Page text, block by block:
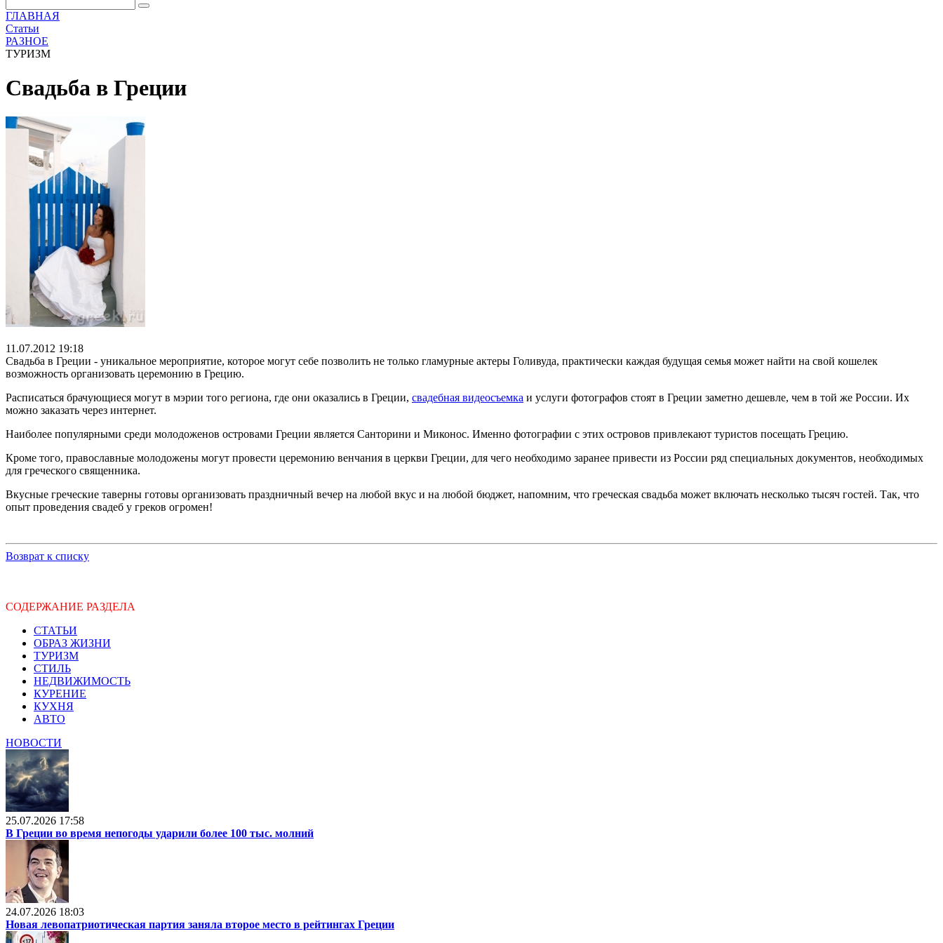
ГЛАВНАЯ
Статьи
РАЗНОЕ
ТУРИЗМ
Свадьба в Греции
11.07.2012 19:18
Свадьба в Греции - уникальное мероприятие, которое могут себе позволить не только гламурные актеры Голивуда, практически каждая будущая семья может найти на свой кошелек
возможность организовать церемонию в Грецию.
Расписаться брачующиеся могут в мэрии того региона, где они оказались в Греции, свадебная видеосъемка и услуги фотографов стоят в Греции заметно дешевле, чем в той же России. Их
можно заказать через интернет.
Наиболее популярными среди молодоженов островами Греции является Санторини и Миконос. Именно фотографии с этих островов привлекают туристов посещать Грецию.
Кроме того, православные молодожены могут провести церемонию венчания в церкви Греции, для чего необходимо заранее привести из России ряд специальных документов, необходимых
для греческого священника.
Вкусные греческие таверны готовы организовать праздничный вечер на любой вкус и на любой бюджет, напомним, что греческая свадьба может включать несколько тысяч гостей. Так, что
опыт проведения свадеб у греков огромен!
Возврат к списку
СОДЕРЖАНИЕ РАЗДЕЛА
СТАТЬИ
ОБРАЗ ЖИЗНИ
ТУРИЗМ
СТИЛЬ
НЕДВИЖИМОСТЬ
КУРЕНИЕ
КУХНЯ
АВТО
НОВОСТИ
25.07.2026 17:58
В Греции во время непогоды ударили более 100 тыс. молний
24.07.2026 18:03
Новая левопатриотическая партия заняла второе место в рейтингах Греции